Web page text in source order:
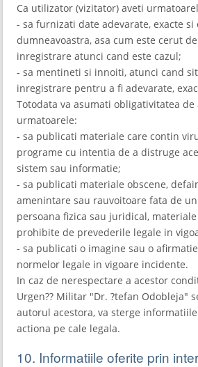
Ca utilizator (vizitator) aveti
- sa furnizati date adevarate, exacte si
dumneavoastra, asa cum este cerut
inregistrare atunci cand este cazul;
- sa mentineti si innoiti, atunci cand
inregistrare pentru a fi adevarate,
Totodata va asumati obligativitatea de
urmatoarele:
- sa publicati materiale care contin
programe cu intentia de a distruge
sistem sau informatie;
- sa publicati materiale obscene,
amenintare sau rauvoitoare fata de
persoana fizica sau juridical,
prohibite de prevederile legale in
- sa publicati o imagine sau o
normelor legale in vigoare incidente.
In caz de nerespectare a acestor
Urgen?? Militar "Dr. ?tefan Odobleja"
autorul acestora, va sterge
actiona pe cale legala.
10. Informatiile oferite prin